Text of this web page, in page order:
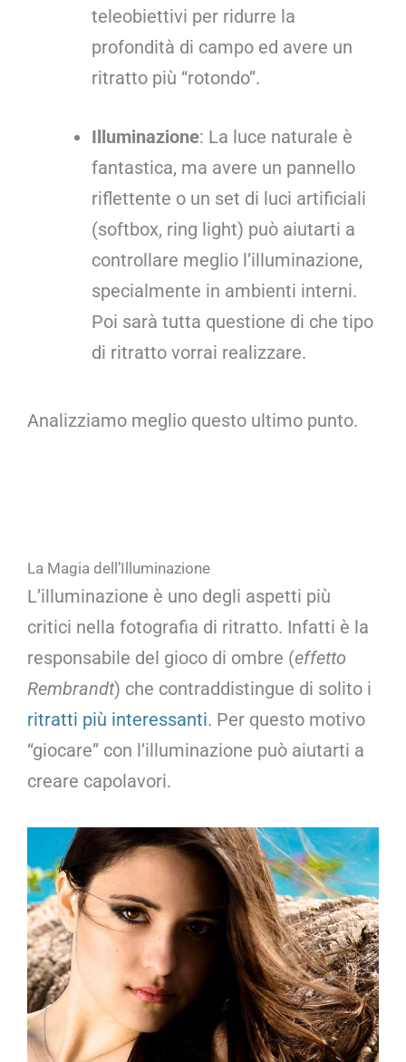
teleobiettivi per ridurre la
profondità di campo ed avere un
ritratto più “rotondo”.
Illuminazione: La luce naturale è
fantastica, ma avere un pannello
riflettente o un set di luci artificiali
(softbox, ring light) può aiutarti a
controllare meglio l’illuminazione,
specialmente in ambienti interni.
Poi sarà tutta questione di che tipo
di ritratto vorrai realizzare.
Analizziamo meglio questo ultimo punto.
La Magia dell’Illuminazione
L’illuminazione è uno degli aspetti più
critici nella fotografia di ritratto. Infatti è la
responsabile del gioco di ombre (effetto
Rembrandt) che contraddistingue di solito i
ritratti più interessanti. Per questo motivo
“giocare” con l’illuminazione può aiutarti a
creare capolavori.